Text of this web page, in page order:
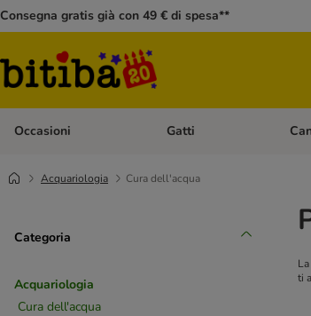
Consegna gratis già con 49 € di spesa**
Occasioni Apri Menù Categoria:
Gatti Apri
Acquariologia Cura dell'acqua
Categoria
Acquariologia
Cura dell'acqua
ti